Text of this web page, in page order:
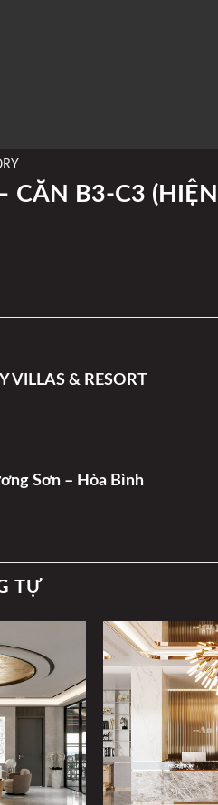
CĂN B3-C3
VILLAS & RESORT
Sơn – Hòa Bình
TỰ